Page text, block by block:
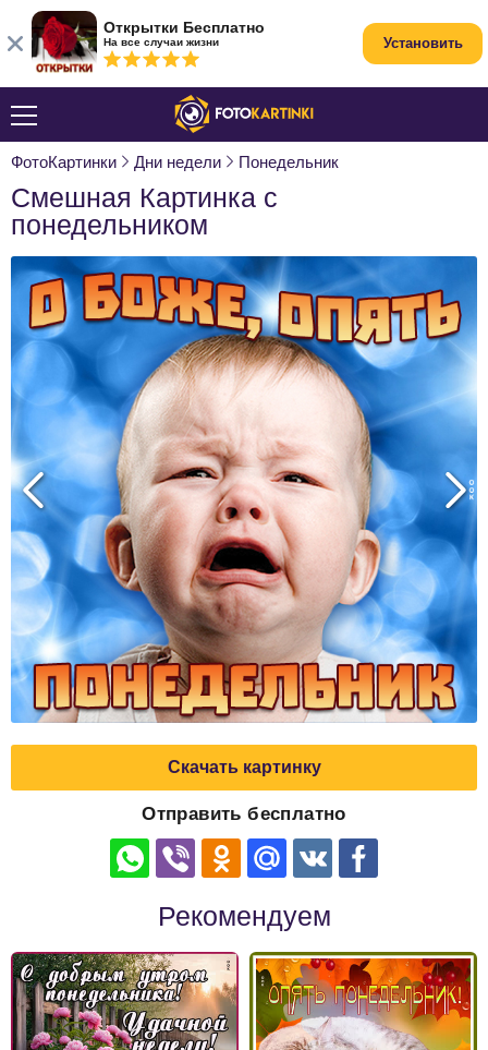
ФотоКартинки Дни недели Понедельник
Смешная Картинка с
понедельником
Скачать картинку
Отправить бесплатно
Рекомендуем
Открытки Бесплатно
На все случаи жизни Установить